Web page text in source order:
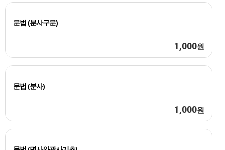
문법 (분사구문)
1,000원
문법 (분사)
1,000원